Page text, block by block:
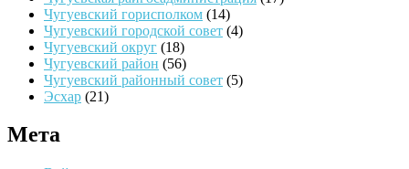
Чугуевский горисполком (14)
Чугуевский городской совет (4)
Чугуевский округ (18)
Чугуевский район (56)
Чугуевский районный совет (5)
Эсхар (21)
Мета